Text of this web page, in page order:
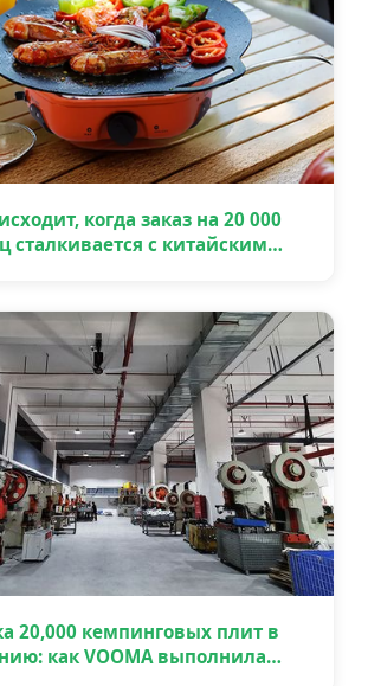
когда заказ на 20 000
сталкивается с китайским
20,000 кемпинговых плит в
как VOOMA выполнила